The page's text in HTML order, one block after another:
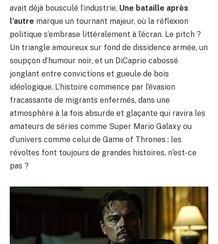
avait déjà bousculé l’industrie, Une bataille après
l’autre marque un tournant majeur, où la réflexion
politique s’embrase littéralement à l’écran. Le pitch ?
Un triangle amoureux sur fond de dissidence armée, un
soupçon d’humour noir, et un DiCaprio cabossé
jonglant entre convictions et gueule de bois
idéologique. L’histoire commence par l’évasion
fracassante de migrants enfermés, dans une
atmosphère à la fois absurde et glaçante qui ravira les
amateurs de séries comme Super Mario Galaxy ou
d’univers comme celui de Game of Thrones : les
révoltes font toujours de grandes histoires, n’est-ce
pas ?